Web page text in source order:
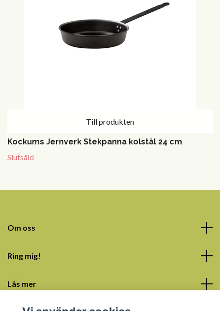
Till produkten
Kockums Jernverk Stekpanna kolstål 24 cm
Slutsåld
Om oss
Ring mig!
Läs mer